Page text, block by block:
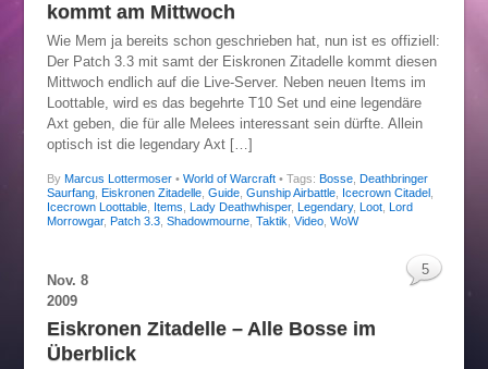
kommt am Mittwoch
Wie Mem ja bereits schon geschrieben hat, nun ist es offiziell:
Der Patch 3.3 mit samt der Eiskronen Zitadelle kommt diesen
Mittwoch endlich auf die Live-Server. Neben neuen Items im
Loottable, wird es das begehrte T10 Set und eine legendäre
Axt geben, die für alle Melees interessant sein dürfte. Allein
optisch ist die legendary Axt […]
By Marcus Lottermoser• World of Warcraft • Tags: Bosse, Deathbringer
Saurfang, Eiskronen Zitadelle, Guide, Gunship Airbattle, Icecrown Citadel,
Icecrown Loottable, Items Lady Deathwhisper, Legendary, Loot, Lord
Morrowgar, Patch 3.3, Shadowmourne, Taktik Video, WoW
Nov. 8
2009
Eiskronen Zitadelle – Alle Bosse im
Überblick
5